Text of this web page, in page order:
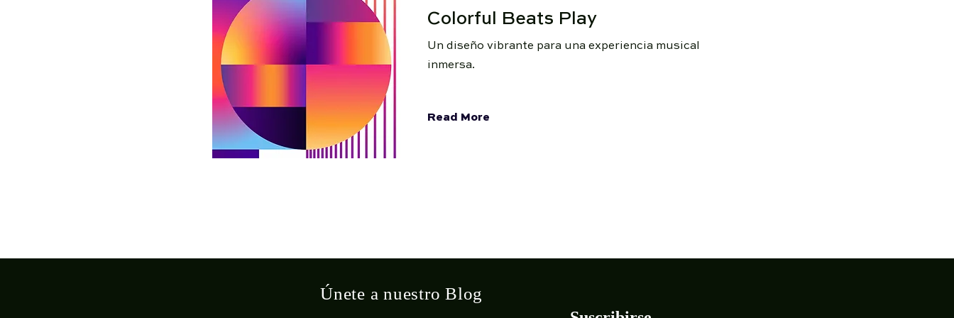
Colorful Beats Play
Un diseño vibrante para una experiencia musical
inmersa.
Read More
Únete a nuestro Blog